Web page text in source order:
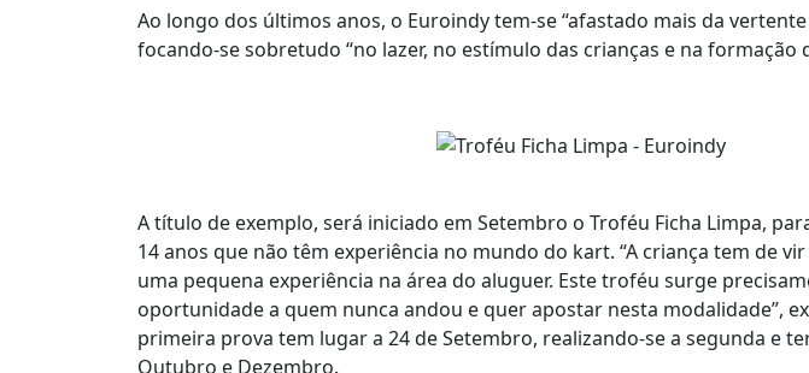
Ao longo dos últimos anos, o Euroindy tem-se “afastado mais da
focando-se sobretudo “no lazer, no estímulo das crianças e na formação
A título de exemplo, será iniciado em Setembro o Troféu Ficha Limpa,
14 anos que não têm experiência no mundo do kart. “A criança tem de
uma pequena experiência na área do aluguer. Este troféu surge
oportunidade a quem nunca andou e quer apostar nesta modalidade”,
primeira prova tem lugar a 24 de Setembro, realizando-se a segunda e
Outubro e Dezembro.